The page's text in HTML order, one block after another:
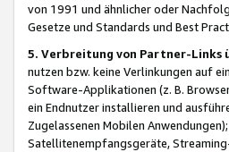
von 1991 und ähnlicher oder
Gesetze und Standards und Best
5. Verbreitung von Partner-Links
nutzen bzw. keine Verlinkungen auf
Software-Applikationen (z. B.
ein Endnutzer installieren und
Zugelassenen Mobilen
Satellitenempfangsgeräte,